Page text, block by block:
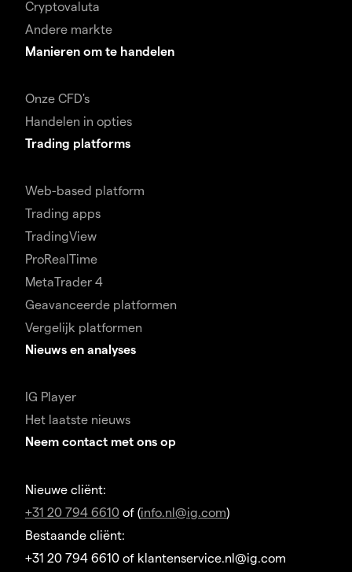
Cryptovaluta
Andere markte
Manieren om te handelen
Onze CFD's
Handelen in opties
Trading platforms
Web-based platform
Trading apps
TradingView
ProRealTime
MetaTrader 4
Geavanceerde platformen
Vergelijk platformen
Nieuws en analyses
IG Player
Het laatste nieuws
Neem contact met ons op
Nieuwe cliënt:
+31 20 794 6610 of (info.nl@ig.com)
Bestaande cliënt:
+31 20 794 6610 of klantenservice.nl@ig.com